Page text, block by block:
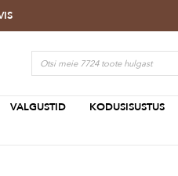
VALGUSTID KODUSISUSTUS